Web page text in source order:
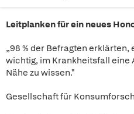
Leitplanken für ein neues
„98 % der Befragten
wichtig, im Krankheitsfall
Nähe zu wissen."
Gesellschaft für